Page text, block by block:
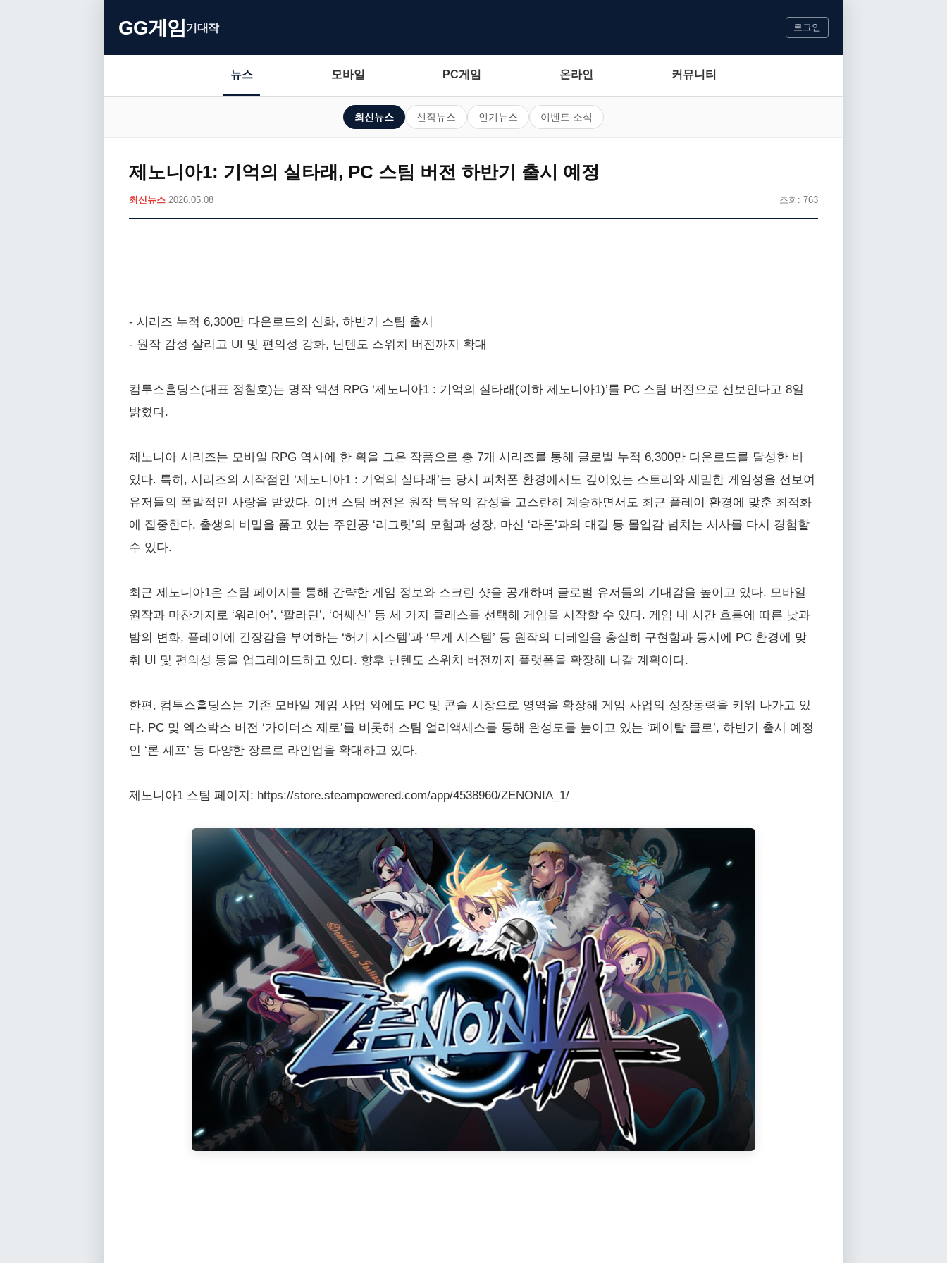
GG게임기대작 로그인
뉴스 모바일 PC게임 온라인 커뮤니티
최신뉴스 신작뉴스 인기뉴스 이벤트 소식
제노니아1: 기억의 실타래, PC 스팀 버전 하반기 출시 예정
최신뉴스 2026.05.08 조회: 763
- 시리즈 누적 6,300만 다운로드의 신화, 하반기 스팀 출시
- 원작 감성 살리고 UI 및 편의성 강화, 닌텐도 스위치 버전까지 확대
컴투스홀딩스(대표 정철호)는 명작 액션 RPG ‘제노니아1 : 기억의 실타래(이하 제노니아1)’를 PC 스팀 버전으로 선보인다고 8일
밝혔다.
제노니아 시리즈는 모바일 RPG 역사에 한 획을 그은 작품으로 총 7개 시리즈를 통해 글로벌 누적 6,300만 다운로드를 달성한 바
있다. 특히, 시리즈의 시작점인 ‘제노니아1 : 기억의 실타래’는 당시 피처폰 환경에서도 깊이있는 스토리와 세밀한 게임성을 선보여
유저들의 폭발적인 사랑을 받았다. 이번 스팀 버전은 원작 특유의 감성을 고스란히 계승하면서도 최근 플레이 환경에 맞춘 최적화
에 집중한다. 출생의 비밀을 품고 있는 주인공 ‘리그릿’의 모험과 성장, 마신 ‘라돈’과의 대결 등 몰입감 넘치는 서사를 다시 경험할
수 있다.
최근 제노니아1은 스팀 페이지를 통해 간략한 게임 정보와 스크린 샷을 공개하며 글로벌 유저들의 기대감을 높이고 있다. 모바일
원작과 마찬가지로 ‘워리어’, ‘팔라딘’, ‘어쌔신’ 등 세 가지 클래스를 선택해 게임을 시작할 수 있다. 게임 내 시간 흐름에 따른 낮과
밤의 변화, 플레이에 긴장감을 부여하는 ‘허기 시스템’과 ‘무게 시스템’ 등 원작의 디테일을 충실히 구현함과 동시에 PC 환경에 맞
춰 UI 및 편의성 등을 업그레이드하고 있다. 향후 닌텐도 스위치 버전까지 플랫폼을 확장해 나갈 계획이다.
한편, 컴투스홀딩스는 기존 모바일 게임 사업 외에도 PC 및 콘솔 시장으로 영역을 확장해 게임 사업의 성장동력을 키워 나가고 있
다. PC 및 엑스박스 버전 ‘가이더스 제로’를 비롯해 스팀 얼리액세스를 통해 완성도를 높이고 있는 ‘페이탈 클로’, 하반기 출시 예정
인 ‘론 셰프’ 등 다양한 장르로 라인업을 확대하고 있다.
제노니아1 스팀 페이지: https://store.steampowered.com/app/4538960/ZENONIA_1/